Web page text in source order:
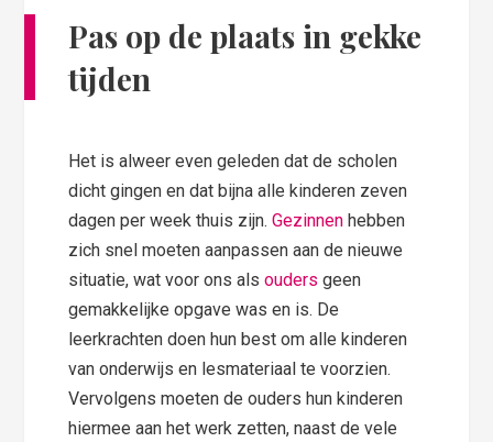
Pas op de plaats in gekke
tijden
Het is alweer even geleden dat de scholen
dicht gingen en dat bijna alle kinderen zeven
dagen per week thuis zijn.Gezinnenhebben
zich snel moeten aanpassen aan de nieuwe
situatie, wat voor ons alsouders geen
gemakkelijke opgave was en is. De
leerkrachten doen hun best om alle kinderen
van onderwijs en lesmateriaal te voorzien.
Vervolgens moeten de ouders hun kinderen
hiermee aan het werk zetten, naast de vele